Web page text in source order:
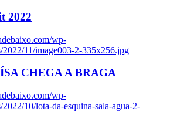
2022
wp-
2022/11/image003-2-335x256.jpg
CHEGA A BRAGA
wp-
10/lota-da-esquina-sala-agua-2-